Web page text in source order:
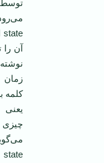
آن را